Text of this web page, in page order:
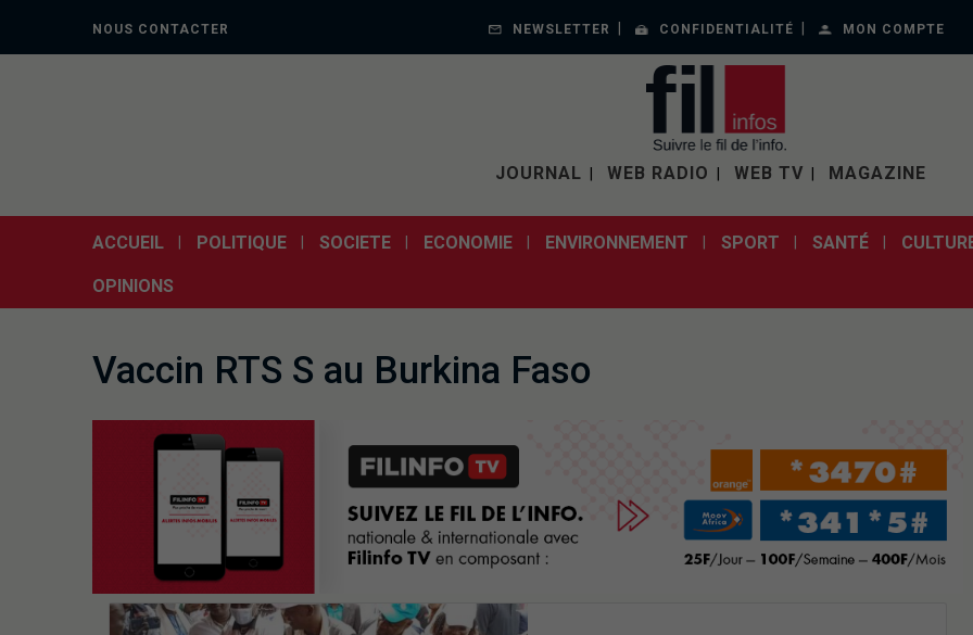
NOUS CONTACTER NEWSLETTER CONFIDENTIALITÉ MON COMPTE
JOURNAL WEB RADIO WEB TV MAGAZINE
ACCUEIL POLITIQUE SOCIETE ECONOMIE ENVIRONNEMENT SPORT SANTÉ
OPINIONS
Vaccin RTS S au Burkina Faso